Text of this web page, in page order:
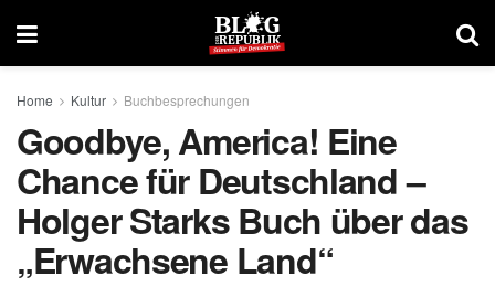
Home Kultur Buchbesprechungen
Goodbye, America! Eine
Chance für Deutschland –
Holger Starks Buch über das
„Erwachsene Land“